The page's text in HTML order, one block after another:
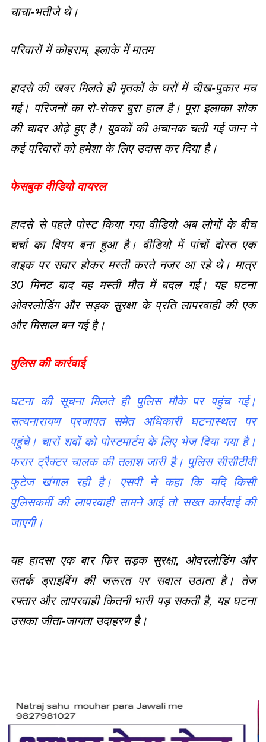
चाचा-भतीजे थे।
परिवारों में कोहराम, इलाके में मातम
हादसे की खबर मिलते ही मृतकों के घरों में चीख-पुकार मच
गई। परिजनों का रो-रोकर बुरा हाल है। पूरा इलाका शोक
की चादर ओढ़े हुए है। युवकों की अचानक चली गई जान ने
कई परिवारों को हमेशा के लिए उदास कर दिया है।
फेसबुक वीडियो वायरल
हादसे से पहले पोस्ट किया गया वीडियो अब लोगों के बीच
चर्चा का विषय बना हुआ है। वीडियो में पांचों दोस्त एक
बाइक पर सवार होकर मस्ती करते नजर आ रहे थे। मात्र
30 मिनट बाद यह मस्ती मौत में बदल गई। यह घटना
ओवरलोडिंग और सड़क सुरक्षा के प्रति लापरवाही की एक
और मिसाल बन गई है।
पुलिस की कार्रवाई
घटना की सूचना मिलते ही पुलिस मौके पर पहुंच गई।
सत्यनारायण प्रजापत समेत अधिकारी घटनास्थल पर
पहुंचे। चारों शवों को पोस्टमार्टम के लिए भेज दिया गया है।
फरार ट्रैक्टर चालक की तलाश जारी है। पुलिस सीसीटीवी
फुटेज खंगाल रही है। एसपी ने कहा कि यदि किसी
पुलिसकर्मी की लापरवाही सामने आई तो सख्त कार्रवाई की
जाएगी।
यह हादसा एक बार फिर सड़क सुरक्षा, ओवरलोडिंग और
सतर्क ड्राइविंग की जरूरत पर सवाल उठाता है। तेज
रफ्तार और लापरवाही कितनी भारी पड़ सकती है, यह घटना
उसका जीता-जागता उदाहरण है।